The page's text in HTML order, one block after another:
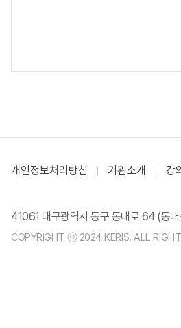
개인정보처리방침 기관소개 강
41061 대구광역시 동구 동내로 64 (동
COPYRIGHT ⓒ 2024 KERIS. ALL